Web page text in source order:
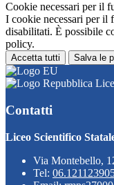
Cookie necessari per il
I cookie necessari per il
disabilitati. È possibile
policy.
Accetta tutti Salva le
Contatti
Liceo Scientifico
Via Montebello,
Tel: